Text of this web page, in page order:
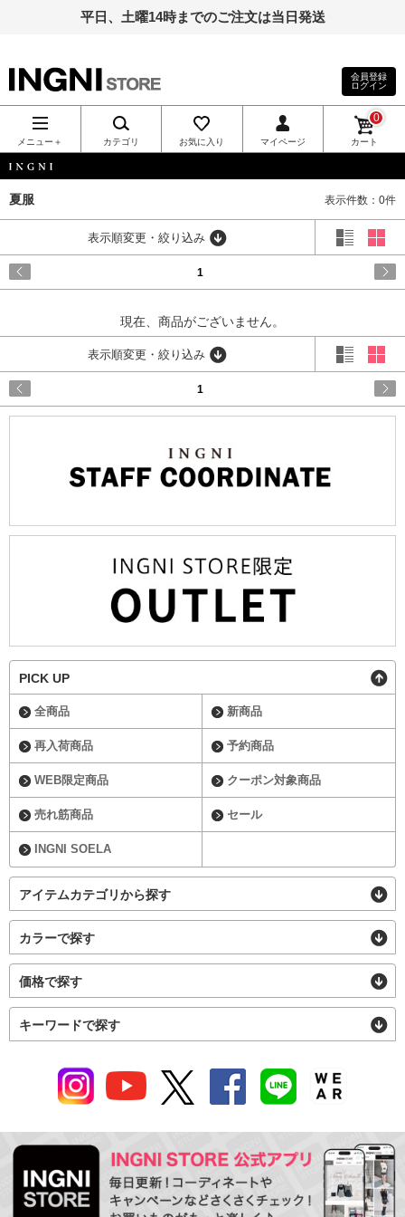
平日、土曜14時までのご注文は当日発送
INGNI（イン
グ）公式通
販｜INGNI
STORE
会員登録
ログイン
メニュー＋ カテゴリ お気に入り マイページ カート
0
夏服 表示件数：0件
表示順変更・絞り込み
1
現在、商品がございません。
表示順変更・絞り込み
1
PICK UP
全商品 新商品
再入荷商品 予約商品
WEB限定商品 クーポン対象商品
売れ筋商品 セール
INGNI SOELA
アイテムカテゴリから探す
カラーで探す
価格で探す
キーワードで探す